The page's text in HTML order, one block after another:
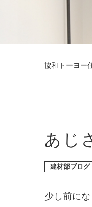
協和トーヨー
あじ
建材部ブログ
少し前に